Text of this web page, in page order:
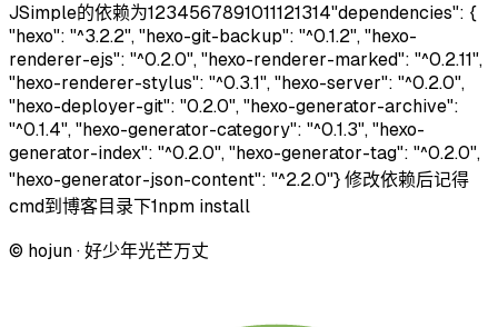
JSimple的依赖为1234567891011121314"dependencies": {
"hexo": "^3.2.2", "hexo-git-backup": "^0.1.2", "hexo-
renderer-ejs": "^0.2.0", "hexo-renderer-marked": "^0.2.11",
"hexo-renderer-stylus": "^0.3.1", "hexo-server": "^0.2.0",
"hexo-deployer-git": "0.2.0", "hexo-generator-archive":
"^0.1.4", "hexo-generator-category": "^0.1.3", "hexo-
generator-index": "^0.2.0", "hexo-generator-tag": "^0.2.0",
"hexo-generator-json-content": "^2.2.0"} 修改依赖后记得
cmd到博客目录下1npm install
© hojun · 好少年光芒万丈